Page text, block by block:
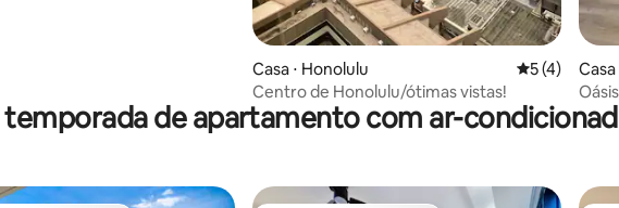
Casa ⋅ Honolulu 5 de uma
5 (4)
Centro de Honolulu/ótimas vistas!
de apartamento com ar-